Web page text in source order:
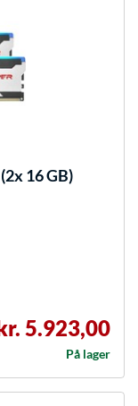
16 GB)
5.923,00
På lager